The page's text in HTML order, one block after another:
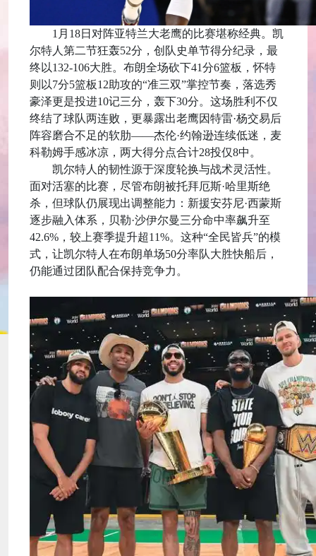
1月18日对阵亚特兰大老鹰的比赛堪称经典。凯
尔特人第二节狂轰52分，创队史单节得分纪录，最
终以132-106大胜。布朗全场砍下41分6篮板，怀特
则以7分5篮板12助攻的“准三双”掌控节奏，落选秀
豪泽更是投进10记三分，轰下30分。这场胜利不仅
终结了球队两连败，更暴露出老鹰因特雷·杨交易后
阵容磨合不足的软肋——杰伦·约翰逊连续低迷，麦
科勒姆手感冰凉，两大得分点合计28投仅8中。
凯尔特人的韧性源于深度轮换与战术灵活性。
面对活塞的比赛，尽管布朗被托拜厄斯·哈里斯绝
杀，但球队仍展现出调整能力：新援安芬尼·西蒙斯
逐步融入体系，贝勒·沙伊尔曼三分命中率飙升至
42.6%，较上赛季提升超11%。这种“全民皆兵”的模
式，让凯尔特人在布朗单场50分率队大胜快船后，
仍能通过团队配合保持竞争力。